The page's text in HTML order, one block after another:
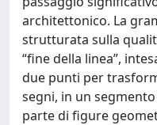
architettonico. La
strutturata sulla
“fine della linea”,
due punti per
segni, in un
parte di figure